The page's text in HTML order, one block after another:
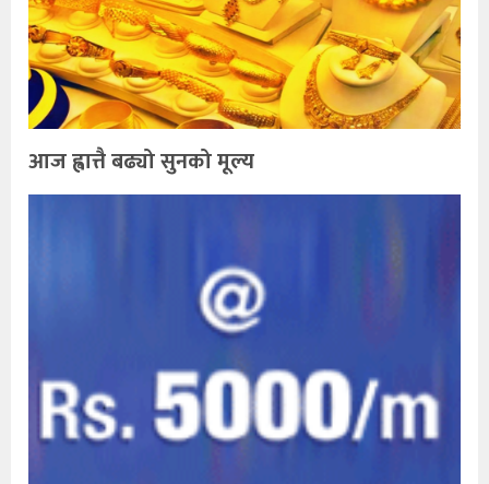
आज ह्वात्तै बढ्यो सुनको मूल्य